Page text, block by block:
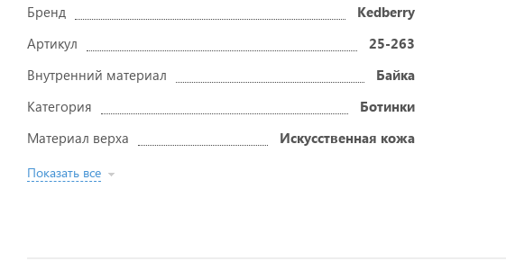
Бренд
Kedberry
Артикул
25-263
Внутренний материал
Байка
Категория
Ботинки
Материал верха
Искусственная кожа
Показать все